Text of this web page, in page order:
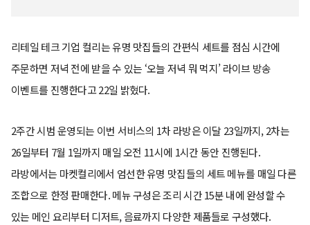
리테일 테크 기업 컬리는 유명 맛집들의 간편식 세트를 점심 시간에
주문하면 저녁 전에 받을 수 있는 ‘오늘 저녁 뭐 먹지’ 라이브 방송
이벤트를 진행한다고 22일 밝혔다.
2주간 시범 운영되는 이번 서비스의 1차 라방은 이달 23일까지, 2차는
26일부터 7월 1일까지 매일 오전 11시에 1시간 동안 진행된다.
라방에서는 마켓컬리에서 엄선한 유명 맛집들의 세트 메뉴를 매일 다른
조합으로 한정 판매한다. 메뉴 구성은 조리 시간 15분 내에 완성할 수
있는 메인 요리부터 디저트, 음료까지 다양한 제품들로 구성했다.